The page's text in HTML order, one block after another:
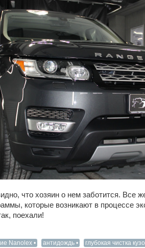
что хозяин о нем заботится. Все
которые возникают в процессе
поехали!
Nanolex антидождь
глубокая чистка